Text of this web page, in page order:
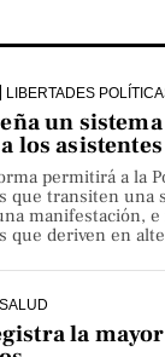
LIBERTADES
un
los
permitirá a la
que transiten una
manifestación,
que deriven en
SALUD
la